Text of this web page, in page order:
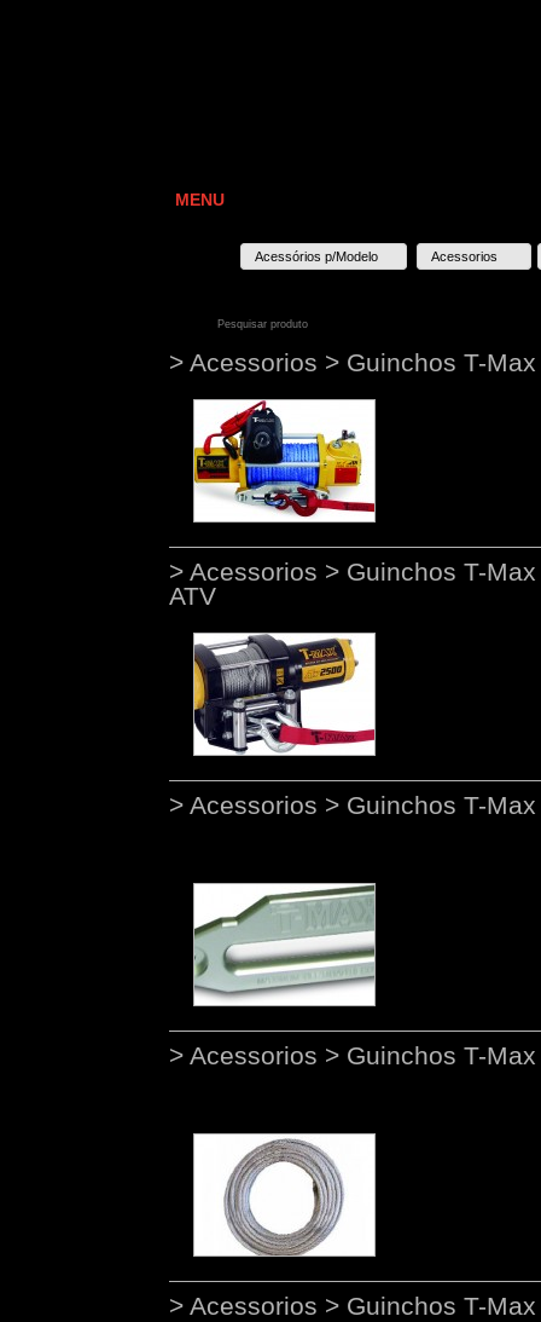
MENU
Acessórios p/Modelo Acessorios
> Acessorios > Guinchos T-
> Acessorios > Guinchos T-
ATV
> Acessorios > Guinchos T-
> Acessorios > Guinchos T-
> Acessorios > Guinchos T-